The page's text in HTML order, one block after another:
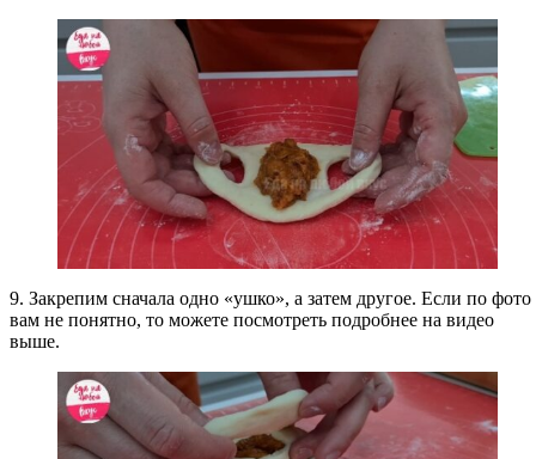
9. Закрепим сначала одно «ушко», а затем другое. Если по фото
вам не понятно, то можете посмотреть подробнее на видео
выше.